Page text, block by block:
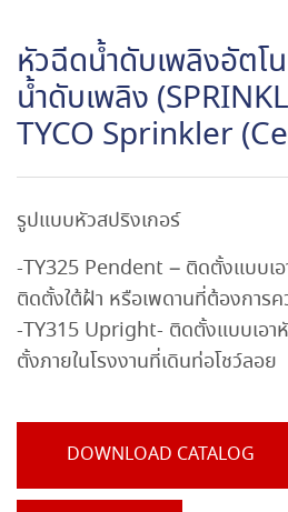
หัวฉีดน้ำดับเพลิงอัตโ
น้ำดับเพลิง
TYCO Sprinkler
รูปแบบหัวสปริงเกอร์
-TY325 Pendent – ติดตั้งแบบเอ
ติดตั้งใต้ฝ้า หรือเพดานที่ต้องการค
-TY315 Upright- ติดตั้งแบบเอา
ตั้งภายในโรงงานที่เดินท่อโชว์ลอย
DOWNLOAD CATALOG